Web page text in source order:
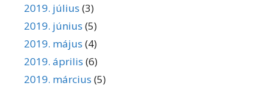
2019. július (3)
2019. június (5)
2019. május (4)
2019. április (6)
2019. március (5)